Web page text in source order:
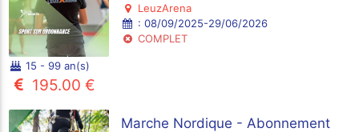
LeuzArena
: 08/09/2025-29/06/2026
COMPLET
15 - 99 an(s)
195.00 €
Marche Nordique - Abonnement